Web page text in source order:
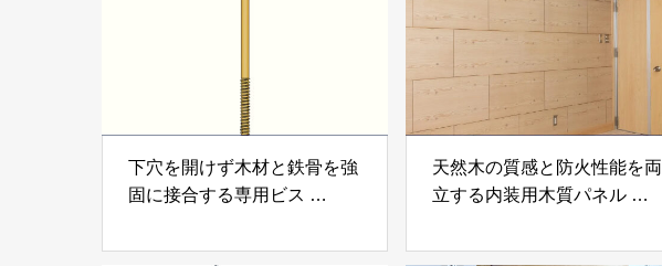
下穴を開けず木材と鉄骨を強
固に接合する専用ビス
株式会社
天然木の質感と防火性能を両
立する内装用木質パネル
モクパネル）」 合同会社サ